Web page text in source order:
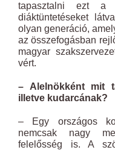
tapasztalni ezt a
diáktüntetéseket
olyan generáció,
az összefogásban
magyar
vért.
– Alelnökként mit
illetve kudarcának?
– Egy országos
nemcsak nagy
felelősség is. A